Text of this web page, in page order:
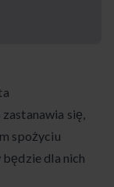
się,
spożyciu
dla nich